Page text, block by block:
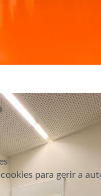
para gerir a